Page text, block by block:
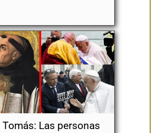
Tomás: Las personas